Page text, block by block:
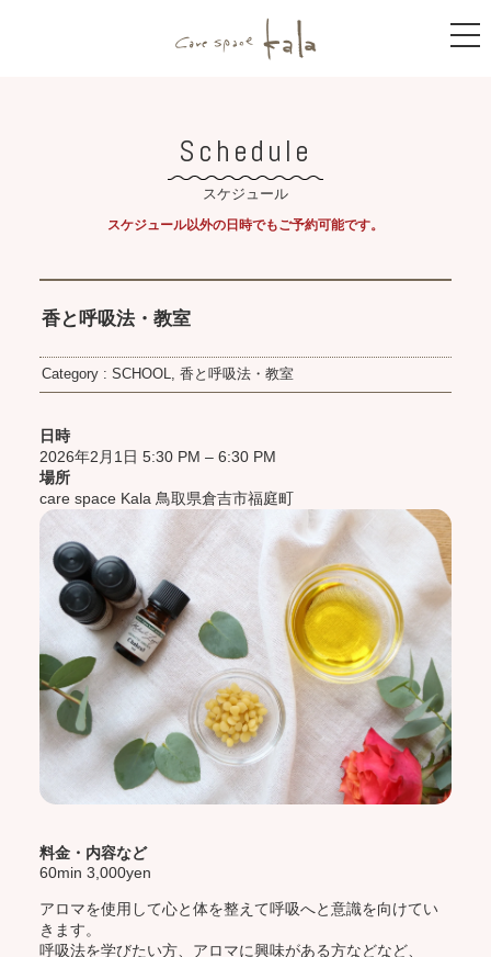
care
Schedule
スケジュール
スケジュール以外の日時でもご予約可能です。
香と呼吸法・教室
Category : SCHOOL, 香と呼吸法・教室
日時
2026年2月1日 5:30 PM – 6:30 PM
場所
care space Kala 鳥取県倉吉市福庭町
料金・内容など
60min 3,000yen
アロマを使用して心と体を整えて呼吸へと意識を向けてい
きます。
呼吸法を学びたい方、アロマに興味がある方などなど、
t
o